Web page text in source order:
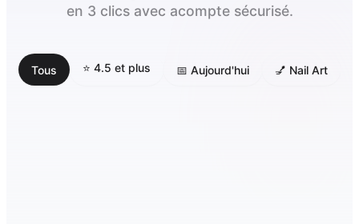
en 3 clics avec acompte sécurisé.
Tous ⭐ 4.5 et plus 📅 Aujourd'hui 💅 Nail Art